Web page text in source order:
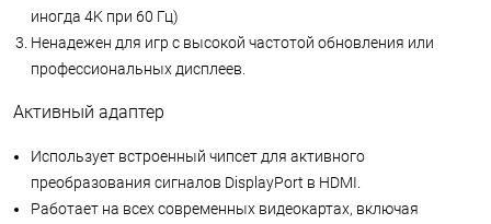
иногда 4K при 60 Гц)
Ненадежен для игр с высокой частотой обновления или
профессиональных дисплеев.
Активный адаптер
Использует встроенный чипсет для активного
преобразования сигналов DisplayPort в HDMI.
Работает на всех современных видеокартах, включая